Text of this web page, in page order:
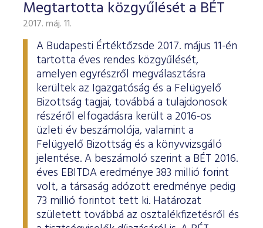
Megtartotta közgyűlését a BÉT
2017. máj. 11.
A Budapesti Értéktőzsde 2017. május 11-én
tartotta éves rendes közgyűlését,
amelyen egyrészről megválasztásra
kerültek az Igazgatóság és a Felügyelő
Bizottság tagjai, továbbá a tulajdonosok
részéről elfogadásra került a 2016-os
üzleti év beszámolója, valamint a
Felügyelő Bizottság és a könyvvizsgáló
jelentése. A beszámoló szerint a BÉT 2016.
éves EBITDA eredménye 383 millió forint
volt, a társaság adózott eredménye pedig
73 millió forintot tett ki. Határozat
született továbbá az osztalékfizetésről és